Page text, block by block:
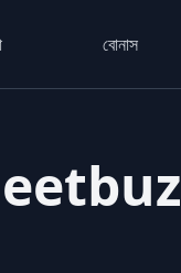
বোনাস
–